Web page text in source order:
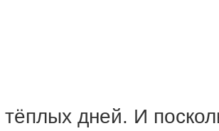
дней. И